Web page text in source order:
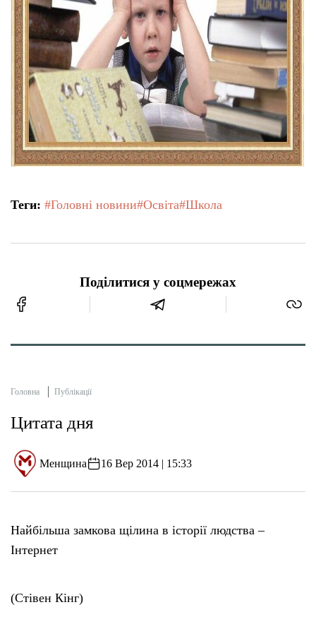
Теги: #Головні новини#Освіта#Школа
Поділитися у соцмережах
Головна Публікації
Цитата дня
Менщина 16 Вер 2014 | 15:33
Найбільша замкова щілина в історії людства –
Інтернет
(Стівен Кінг)